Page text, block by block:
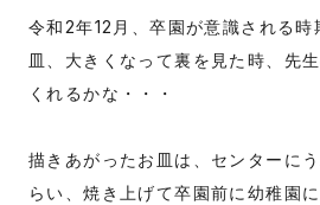
令和2年12月、卒園が意識される時
皿、大きくなって裏を見た時、先
くれるかな・・・
描きあがったお皿は、センターに
らい、焼き上げて卒園前に幼稚園